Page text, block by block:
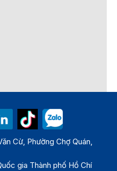
Cừ, Phường Chợ Quán,
gia Thành phố Hồ Chí